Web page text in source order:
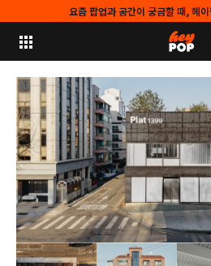
요즘 팝업과 공간이 궁금할 때, 헤